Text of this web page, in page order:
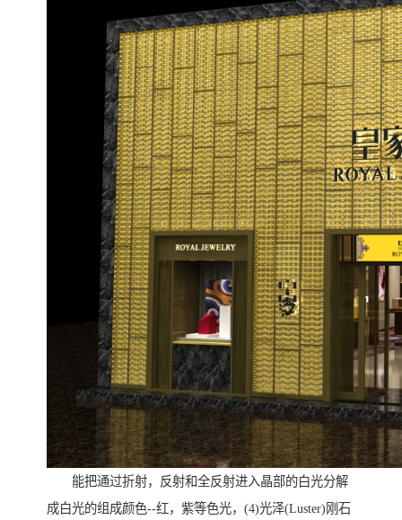
能把通过折射，反射和全反射进入晶部的白光分解
成白光的组成颜色--红，紫等色光，(4)光泽(Luster)刚石